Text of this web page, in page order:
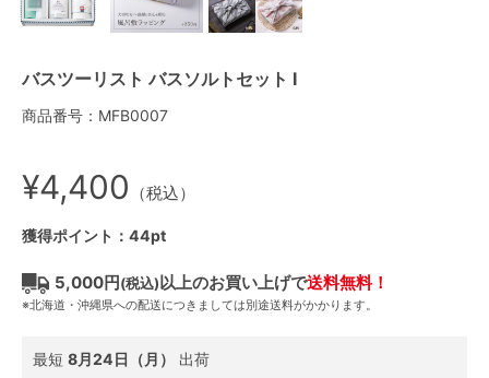
バスツーリスト バスソルトセット I
商品番号：MFB0007
¥4,400 （税込）
獲得ポイント：44pt
5,000円(税込)以上のお買い上げで送料無料！
※北海道・沖縄県への配送につきましては別途送料がかかります。
最短 8月24日（月） 出荷